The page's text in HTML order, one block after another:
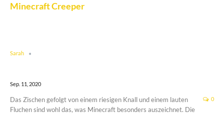
Minecraft Creeper
Sarah
Sep. 11, 2020
0
Das Zischen gefolgt von einem riesigen Knall und einem lauten
Fluchen sind wohl das, was Minecraft besonders auszeichnet. Die